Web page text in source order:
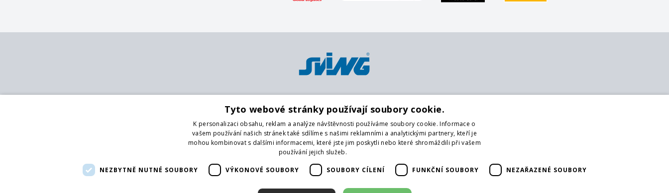
info@svingshop.cz
Platba předem na účet
Hotově
Praha 9
Praha 4
Brno
Liberec
Hradec Králové
O nás
Obchodní podmínky
Tyto webové stránky používají soubory cookie.
K personalizaci obsahu, reklam a analýze návštěvnosti používáme soubory cookie. Informace o
vašem používání našich stránek také sdílíme s našimi reklamními a analytickými partnery, kteří je
mohou kombinovat s dalšími informacemi, které jste jim poskytli nebo které shromáždili při vašem
používání jejich služeb.
NEZBYTNĚ NUTNÉ SOUBORY VÝKONOVÉ SOUBORY SOUBORY CÍLENÍ FUNKČNÍ SOUBORY NEZAŘAZENÉ SOUBORY